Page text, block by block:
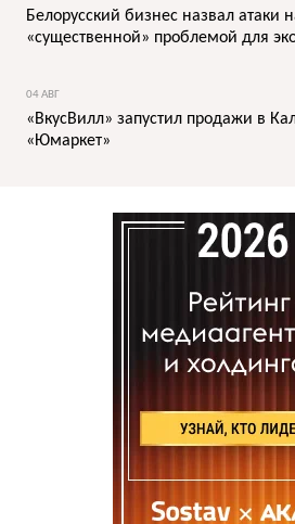
Белорусский бизнес назвал атаки
«существенной» проблемой для
04 АВГ
«ВкусВилл» запустил продажи в
«Юмаркет»